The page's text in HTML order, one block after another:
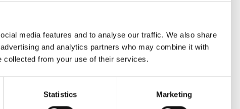
media features and to analyse our traffic. We also share
and analytics partners who may combine it with
collected from your use of their services.
Statistics Marketing
und die täglichen Aufgaben und Leistungen Ihres
die tatsächliche E-Mail-Adresse eines Gasts, der
mag zwar unbedeutend erscheinen, aber die
hat, dieErfahrung , die Sie bieten und die